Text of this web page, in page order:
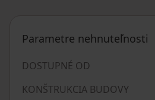
Parametre nehnuteľnosti
DOSTUPNÉ OD
KONŠTRUKCIA BUDOVY